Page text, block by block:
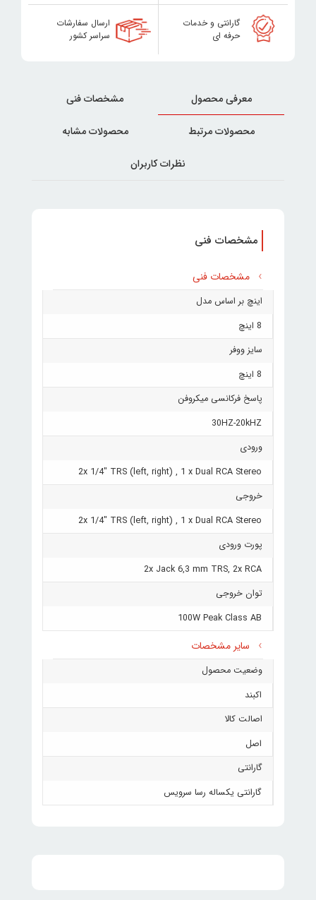
گارانتی و خدمات
حرفه ای
ارسال سفارشات
سراسر کشور
معرفی محصول مشخصات فنی
محصولات مرتبط محصولات مشابه
نظرات کاربران
مشخصات فنی
مشخصات فنی
اینچ بر اساس مدل
8 اینچ
سایز ووفر
8 اینچ
پاسخ فرکانسی میکروفن
30HZ-20kHZ
ورودی
2x 1/4" TRS (left, right) , 1 x Dual RCA Stereo
خروجی
2x 1/4" TRS (left, right) , 1 x Dual RCA Stereo
پورت ورودی
2x Jack 6,3 mm TRS, 2x RCA
توان خروجی
100W Peak Class AB
سایر مشخصات
وضعیت محصول
اکبند
اصالت کالا
اصل
گارانتی
گارانتی یکساله رسا سرویس